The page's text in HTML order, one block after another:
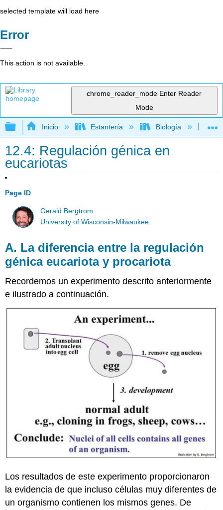
selected template will load here
Error
This action is not available.
chrome_reader_mode Enter Reader
Mode
Expandir/contraer jerarquía global
Inicio Estantería Biología
12.4: Regulación génica en
eucariotas
Page ID
Gerald Bergtrom
University of Wisconsin-Milwaukee
A. La diferencia entre la regulación
génica eucariota y procariota
Recordemos un experimento descrito anteriormente
e ilustrado a continuación.
Los resultados de este experimento proporcionaron
la evidencia de que incluso células muy diferentes de
un organismo contienen los mismos genes. De